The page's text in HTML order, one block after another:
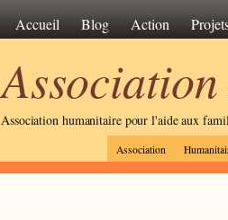
Accueil Blog Action
Association humanitaire pour l'aide aux
Association